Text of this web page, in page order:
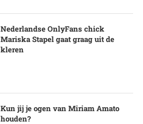
Nederlandse OnlyFans chick
Mariska Stapel gaat graag uit de
kleren
Kun jij je ogen van Miriam Amato
houden?